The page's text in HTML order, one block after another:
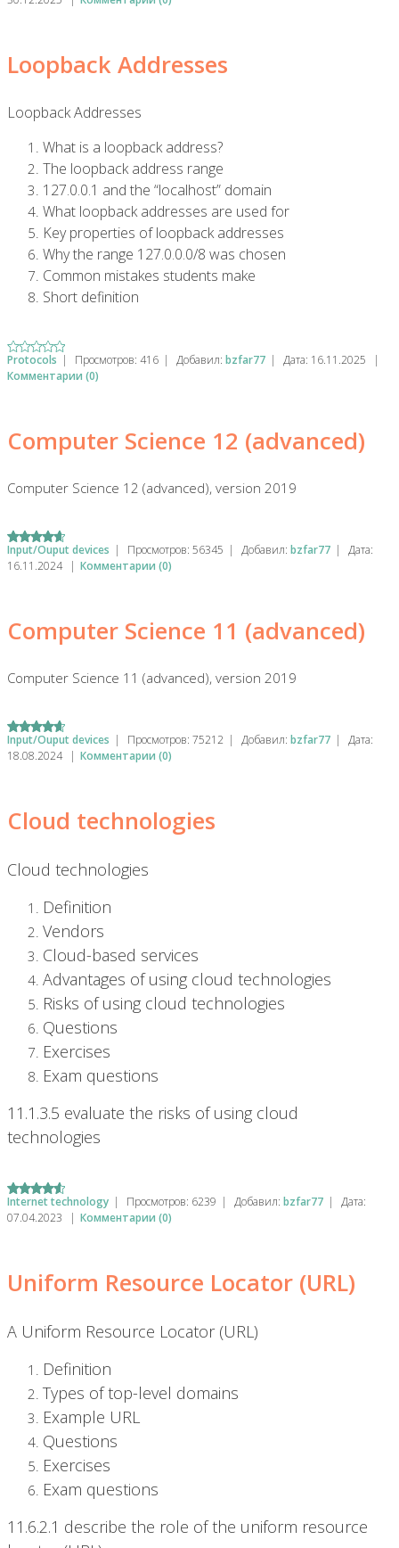
Loopback Addresses
Loopback Addresses
What is a loopback address?
The loopback address range
127.0.0.1 and the “localhost” domain
What loopback addresses are used for
Key properties of loopback addresses
Why the range 127.0.0.0/8 was chosen
Common mistakes students make
Short definition
Protocols | Просмотров: 416 | Добавил: bzfar77 | Дата: 16.11.2025
|
Комментарии (0)
Computer Science 12 (advanced)
Computer Science 12 (advanced), version 2019
Input/Ouput devices | Просмотров: 56345 | Добавил: bzfar77 |
Дата:
16.11.2024
| Комментарии (0)
Computer Science 11 (advanced)
Computer Science 11 (advanced), version 2019
Input/Ouput devices | Просмотров: 75212 | Добавил: bzfar77 |
Дата:
18.08.2024
| Комментарии (0)
Cloud technologies
Cloud technologies
Definition
Vendors
Cloud-based services
Advantages of using cloud technologies
Risks of using cloud technologies
Questions
Exercises
Exam questions
11.1.3.5 evaluate the risks of using cloud
technologies
Internet technology | Просмотров: 6239 | Добавил: bzfar77 |
Дата:
07.04.2023
| Комментарии (0)
Uniform Resource Locator (URL)
A Uniform Resource Locator (URL)
Definition
Types of top-level domains
Example URL
Questions
Exercises
Exam questions
11.6.2.1 describe the role of the uniform resource